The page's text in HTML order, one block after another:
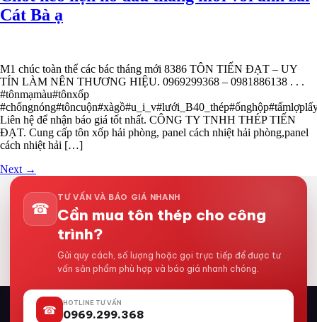
Cát Bà ạ
M1 chúc toàn thể các bác tháng mới 8386 TÔN TIẾN ĐẠT – UY
TÍN LÀM NÊN THƯƠNG HIỆU. 0969299368 – 0981886138 . . .
#tônmạmàu#tônxốp
Liên hệ để nhận báo giá tốt nhất. CÔNG TY TNHH THÉP TIẾN
ĐẠT. Cung cấp tôn xốp hải phòng, panel cách nhiệt hải phòng,panel
cách nhiệt hải […]
Next →
☎
TƯ VẤN VÀ BÁO GIÁ NHANH
Cần mua tôn thép cho công
trình?
Gửi quy cách, số lượng hoặc gọi trực tiếp để được tư
vấn sản phẩm phù hợp và báo giá nhanh chóng.
☎
HOTLINE TƯ VẤN
0969.299.368